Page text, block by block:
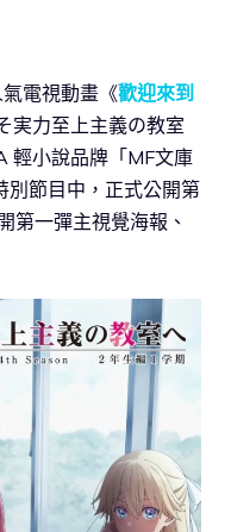
電視動畫《歡迎來到
実力至上主義の教室
輕小說品牌「MF文庫
別節目中，正式公開第
第一彈主視覺海報、